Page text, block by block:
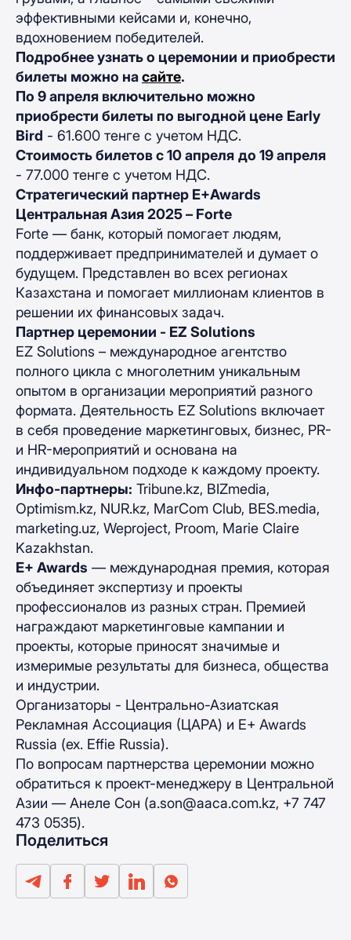
эффективными кейсами и, конечно,
вдохновением победителей.
Подробнее узнать о церемонии и приобрести
билеты можно насайте.
По 9 апреля включительно можно
приобрести билеты по выгодной цене Early
Bird - 61.600 тенге с учетом НДС.
Стоимость билетов с 10 апреля до 19 апреля
- 77.000 тенге с учетом НДС.
Стратегический партнер Е+Awards
Центральная Азия 2025 – Forte
Forte — банк, который помогает людям,
поддерживает предпринимателей и думает о
будущем. Представлен во всех регионах
Казахстана и помогает миллионам клиентов в
решении их финансовых задач.
Партнер церемонии - EZ Solutions
EZ Solutions – международное агентство
полного цикла с многолетним уникальным
опытом в организации мероприятий разного
формата. Деятельность EZ Solutions включает
в себя проведение маркетинговых, бизнес, PR-
и HR-мероприятий и основана на
индивидуальном подходе к каждому проекту.
Инфо-партнеры: Tribune.kz, BIZmedia,
Optimism.kz, NUR.kz, MarCom Club, BES.media,
marketing.uz, Weproject, Proom, Marie Claire
Kazakhstan.
E+ Awards — международная премия, которая
объединяет экспертизу и проекты
профессионалов из разных стран. Премией
награждают маркетинговые кампании и
проекты, которые приносят значимые и
измеримые результаты для бизнеса, общества
и индустрии.
Организаторы - Центрально-Азиатская
Рекламная Ассоциация (ЦАРА) и E+ Awards
Russia (ex. Effie Russia).
По вопросам партнерства церемонии можно
обратиться к проект-менеджеру в Центральной
Азии — Анеле Сон (a.son@aaca.com.kz, +7 747
473 0535).
Поделиться